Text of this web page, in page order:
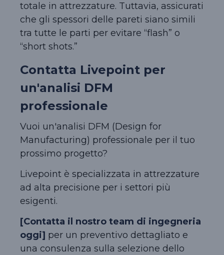
totale in attrezzature. Tuttavia, assicurati
che gli spessori delle pareti siano simili
tra tutte le parti per evitare “flash” o
“short shots.”
Contatta Livepoint per
un'analisi DFM
professionale
Vuoi un'analisi DFM (Design for
Manufacturing) professionale per il tuo
prossimo progetto?
Livepoint è specializzata in attrezzature
ad alta precisione per i settori più
esigenti.
[Contatta il nostro team di ingegneria
oggi] per un preventivo dettagliato e
una consulenza sulla selezione dello